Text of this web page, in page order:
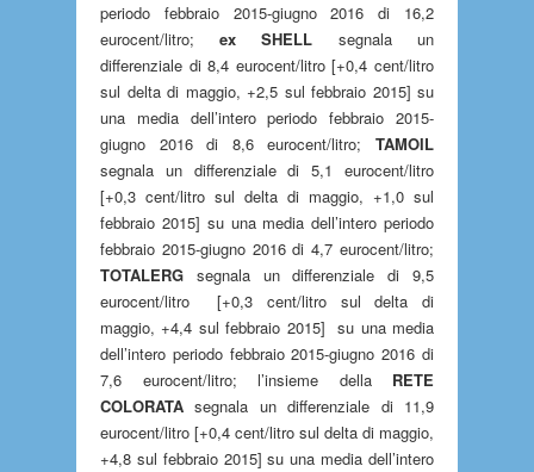
periodo febbraio 2015-giugno 2016 di 16,2
eurocent/litro; ex SHELL segnala un
differenziale di 8,4 eurocent/litro [+0,4 cent/litro
sul delta di maggio, +2,5 sul febbraio 2015] su
una media dell’intero periodo febbraio 2015-
giugno 2016 di 8,6 eurocent/litro; TAMOIL
segnala un differenziale di 5,1 eurocent/litro
[+0,3 cent/litro sul delta di maggio, +1,0 sul
febbraio 2015] su una media dell’intero periodo
febbraio 2015-giugno 2016 di 4,7 eurocent/litro;
TOTALERG segnala un differenziale di 9,5
eurocent/litro [+0,3 cent/litro sul delta di
maggio, +4,4 sul febbraio 2015] su una media
dell’intero periodo febbraio 2015-giugno 2016 di
7,6 eurocent/litro; l’insieme della RETE
COLORATA segnala un differenziale di 11,9
eurocent/litro [+0,4 cent/litro sul delta di maggio,
+4,8 sul febbraio 2015] su una media dell’intero